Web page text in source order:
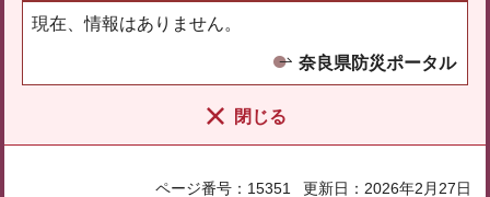
現在、情報はありません。
奈良県防災ポータル
閉じる
ページ番号：15351 更新日：2026年2月27日